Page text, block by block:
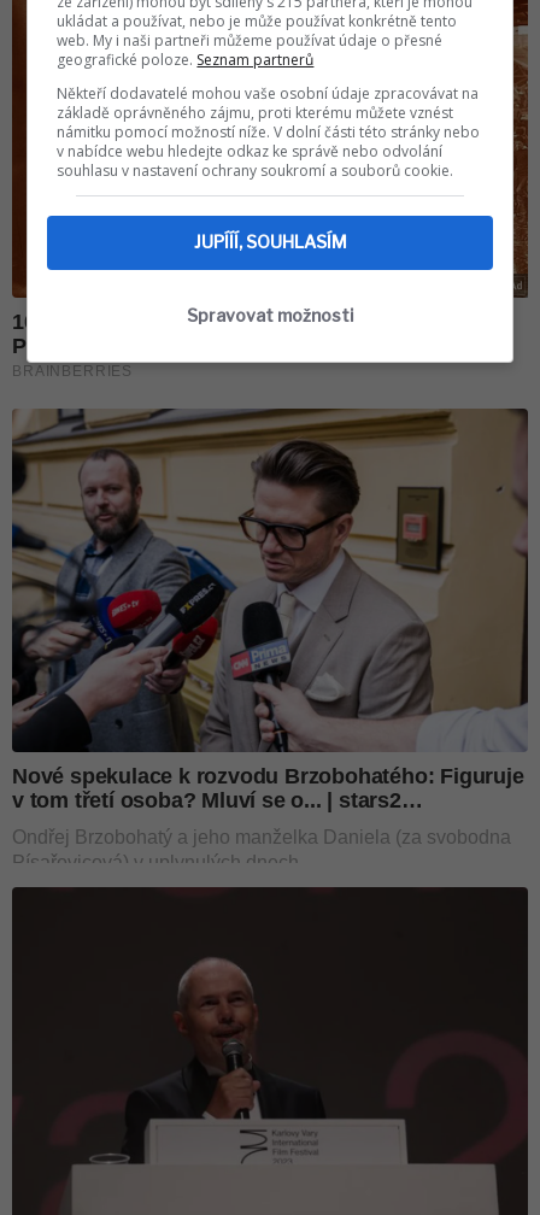
ukládat a používat, nebo je může používat konkrétně tento
web. My i naši partneři můžeme používat údaje o přesné
geografické poloze. Seznam partnerů
Někteří dodavatelé mohou vaše osobní údaje zpracovávat na
základě oprávněného zájmu, proti kterému můžete vznést
námitku pomocí možností níže. V dolní části této stránky nebo
v nabídce webu hledejte odkaz ke správě nebo odvolání
souhlasu v nastavení ochrany soukromí a souborů cookie.
JUPÍÍÍ, SOUHLASÍM
Spravovat možnosti